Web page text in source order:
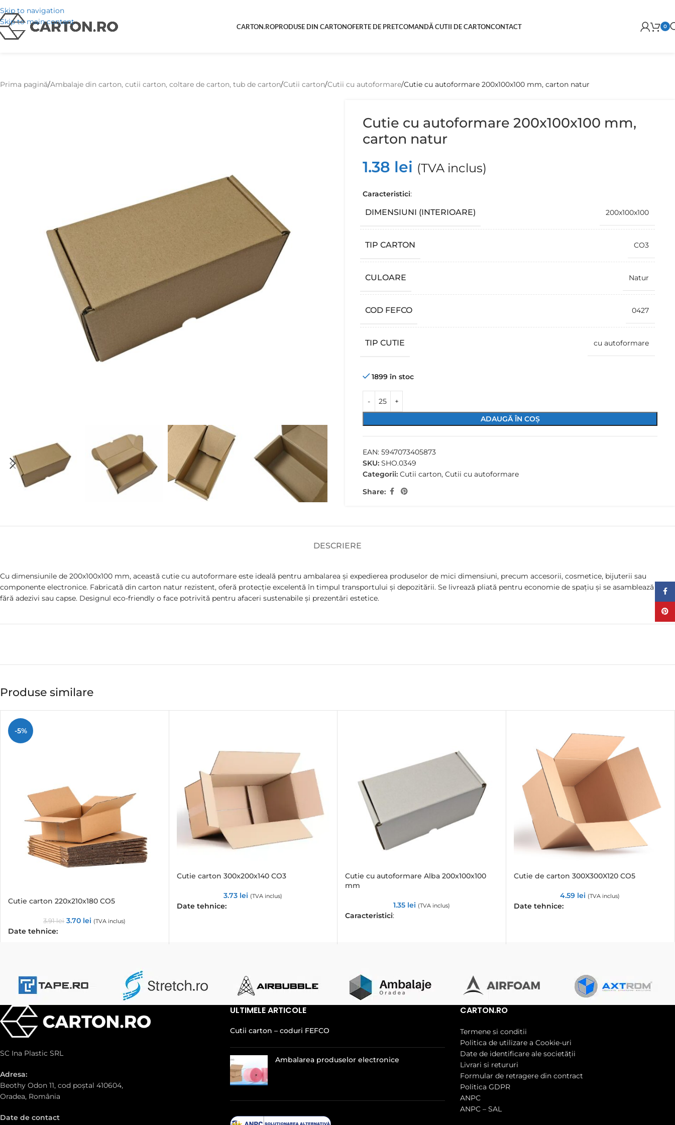
Skip to navigation
Skip to main content
CARTON.ROPRODUSE DIN CARTONOFERTE DE PRETCOMANDĂ CUTII DE CARTONCONTACT 0
Prima pagină Ambalaje din carton, cutii carton, coltare de carton, tub de carton Cutii carton Cutii cu autoformare Cutie cu autoformare 200x100x100 mm, carton natur
Cutie cu autoformare 200x100x100 mm,
carton natur
1.38 lei (TVA inclus)
Caracteristici:
DIMENSIUNI (INTERIOARE) 200x100x100
TIP CARTON CO3
CULOARE Natur
COD FEFCO 0427
TIP CUTIE cu autoformare
1899 în stoc
ADAUGĂ ÎN COȘ
EAN: 5947073405873
SKU: SHO.0349
Categorii: Cutii carton, Cutii cu autoformare
Share:
DESCRIERE
Cu dimensiunile de 200x100x100 mm, această cutie cu autoformare este ideală pentru ambalarea și expedierea produselor de mici dimensiuni, precum accesorii, cosmetice, bijuterii sau
componente electronice. Fabricată din carton natur rezistent, oferă protecție excelentă în timpul transportului și depozitării. Se livrează pliată pentru economie de spațiu și se asamblează rapid,
fără adezivi sau capse. Designul eco-friendly o face potrivită pentru afaceri sustenabile și prezentări estetice.
Produse similare
-5%
Cutie carton 220x210x180 CO5
3.91lei 3.70 lei (TVA inclus)
Date tehnice:
Cutie carton 300x200x140 CO3
3.73 lei (TVA inclus)
Date tehnice:
Cutie cu autoformare Alba 200x100x100
mm
1.35 lei (TVA inclus)
Caracteristici:
Cutie de carton 300X300X120 CO5
4.59 lei (TVA inclus)
Date tehnice:
SC Ina Plastic SRL
Adresa:
Beothy Odon 11, cod poștal 410604,
Oradea, România
Date de contact
ULTIMELE ARTICOLE
Cutii carton – coduri FEFCO
Ambalarea produselor electronice
CARTON.RO
Termene si conditii
Politica de utilizare a Cookie-uri
Date de identificare ale societății
Livrari si retururi
Formular de retragere din contract
Politica GDPR
ANPC
ANPC – SAL